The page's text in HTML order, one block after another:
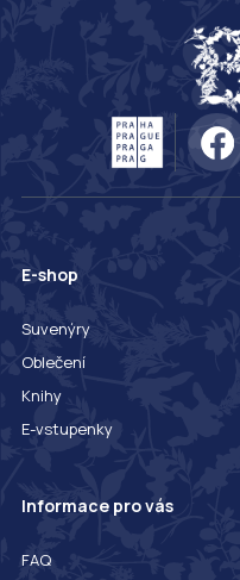
E-shop
Suvenýry
Oblečení
Knihy
E-vstupenky
Informace pro vás
FAQ